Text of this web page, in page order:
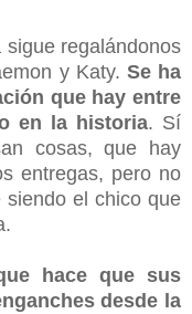
regalándonos
y Katy. Se ha
que hay entre
en la historia. Sí
cosas, que hay
entregas, pero no
siendo el chico que
hace que sus
desde la